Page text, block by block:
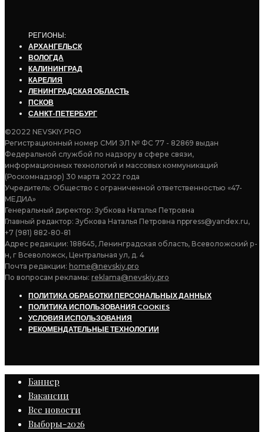
РЕГИОНЫ:
АРХАНГЕЛЬСК
ВОЛОГДА
КАЛИНИНГРАД
КАРЕЛИЯ
ЛЕНИНГРАДСКАЯ ОБЛАСТЬ
ПСКОВ
САНКТ-ПЕТЕРБУРГ
©2022 NEVSKIY.PRO
Регистрационный номер СМИ ЭЛ № ФС 77 - 82869 выдан
Федеральной службой по надзору в сфере связи,
информационных технологий и массовых коммуникаций
(Роскомнадзор) 30 марта 2022 года
Учредитель: Общество с ограниченной ответственностью «47-
МЕДИА»
Генеральный директор: Зубкова Наталья Петровна
Главный редактор: Зубкова Наталья Петровна nppress@yandex.ru,
+7 (981) 882-80-81
Адрес редакции: 188645, Ленинградская область, Всеволожский р-
н, г Всеволожск, Центральная ул, д. 4
Почта редакции: home@nevskiy.pro
По вопросам рекламы: reklama@nevskiy.pro
ПОЛИТИКА ОБРАБОТКИ ПЕРСОНАЛЬНЫХ ДАННЫХ
ПОЛИТИКА ИСПОЛЬЗОВАНИЯ COOKIES
УСЛОВИЯ ИСПОЛЬЗОВАНИЯ
РЕКОМЕНДАТЕЛЬНЫЕ ТЕХНОЛОГИИ
Баннер
Вакансии
Все новости
Выборы-2026